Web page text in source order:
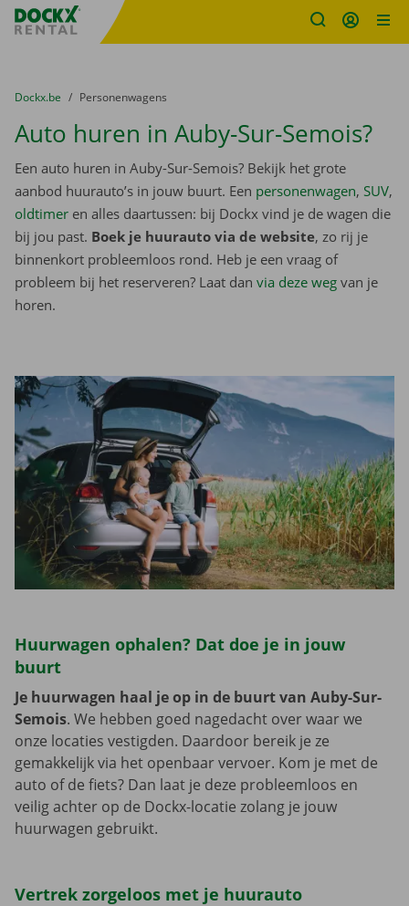
Fratello DEMO
U bevindt zich hier:
van
Dockx.be naar
Personenwagens
Auto huren in Auby-Sur-Semois?
Een auto huren in Auby-Sur-Semois? Bekijk het grote
aanbod huurauto’s in jouw buurt. Een personenwagen, SUV,
oldtimer en alles daartussen: bij Dockx vind je de wagen die
bij jou past. Boek je huurauto via de website, zo rij je
binnenkort probleemloos rond. Heb je een vraag of
probleem bij het reserveren? Laat dan via deze weg van je
horen.
Huurwagen ophalen? Dat doe je in jouw
buurt
Je huurwagen haal je op in de buurt van Auby-Sur-
Semois. We hebben goed nagedacht over waar we
onze locaties vestigden. Daardoor bereik je ze
gemakkelijk via het openbaar vervoer. Kom je met de
auto of de fiets? Dan laat je deze probleemloos en
veilig achter op de Dockx-locatie zolang je jouw
huurwagen gebruikt.
Vertrek zorgeloos met je huurauto